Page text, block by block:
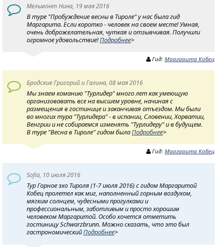
Мельмонт Нина, 19 мая 2016
В туре "Пробуждение весны в Тироле" у нас была гид
Маргарита. Если коротко - человек на своем месте! Умная,
очень доброжелательная, чуткая и отзывчивая. Получили
огромное удовольствие!Подробнее>
Гид: Маргарита Кобец
Бродские Григорий и Галина, 08 мая 2016
Мы знаем команию "Турлидер" много лет как умеющую
организовавать все на высшем уровне, начиная с
размещения в гостинице и заканчивая отъездом. Мы были
во многих тура "Турлидера" - в испании, Словении, Хорватии,
Венгрии и не собираемся изменять "Турлидеру" и в будущем.
В туре "Весна в Тироле" гидом былаПодробнее>
Гид: Маргарита Кобец
Sofia, 10 июля 2016
Тур Горное эхо Тироля (1-7 июля 2016) с гидом Маргаритой
Кобец пролетел как миг, наполненный горным воздухом,
мягким солнцем, чудесными прогулками и
профессиональным, заботливым и просто хорошим
человеком Маргаритой. Особо хочется отметить
гостиницу Schwarzbrunn. Можно сказать, что это был
гастрономическийПодробнее>